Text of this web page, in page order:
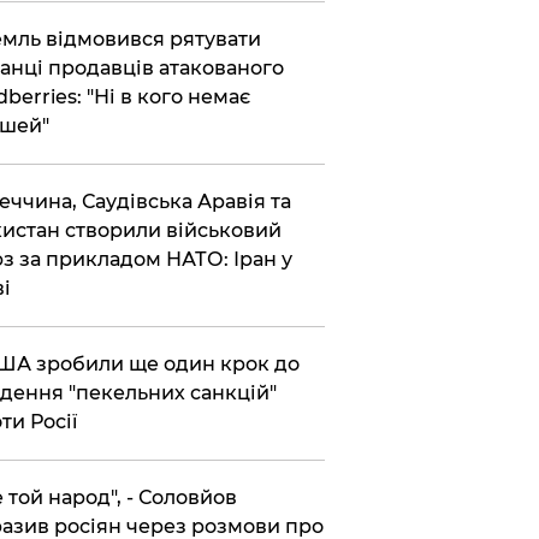
відмовився рятувати
продавців атакованого
"Ні в кого немає
Саудівська Аравія та
створили військовий
за прикладом НАТО: Іран у
зробили ще один крок до
"пекельних санкцій"
Росії
той народ", - Соловйов
росіян через розмови про